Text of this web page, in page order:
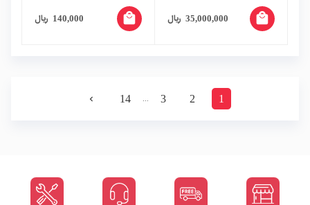
DuraCap
35,000,000 ریال local_mall
عمر بالا
140,000 ریال local_mall
1
2
3
…
14
navigate_next